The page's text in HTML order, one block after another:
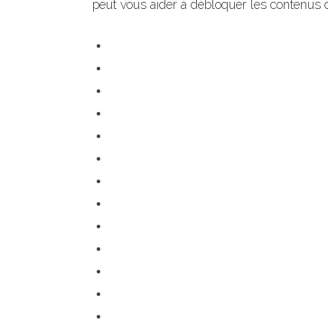
peut vous aider à débloquer les contenus